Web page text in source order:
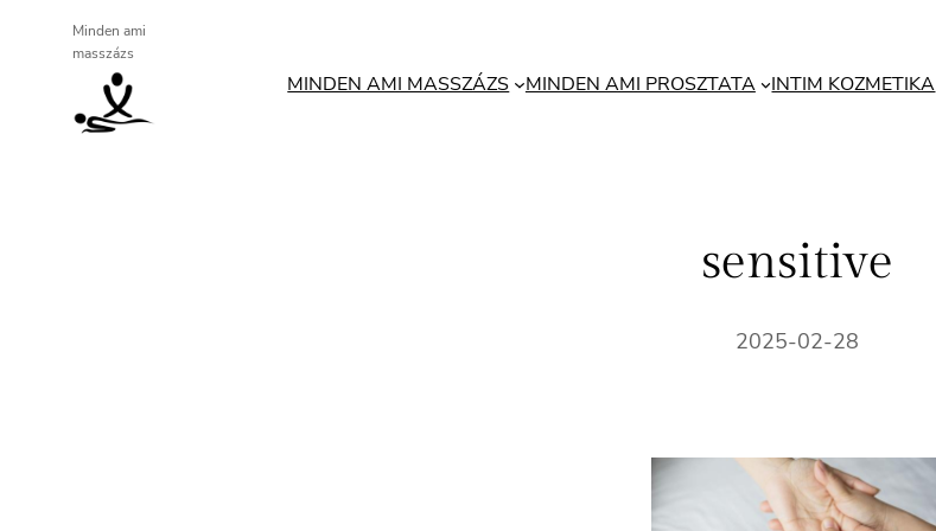
tartalomhoz
Minden ami
masszázs
MINDEN AMI MASSZÁZS MINDEN AMI PROSZTATA INTIM KOZMETIKA
sensitive
2025-02-28